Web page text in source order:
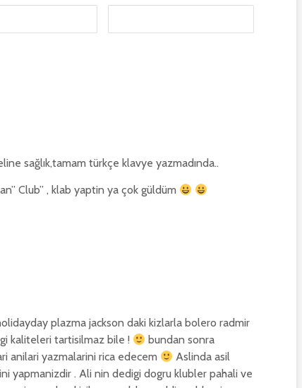
sağlık,tamam türkçe klavye yazmadında..
Club” , klab yaptin ya çok güldüm
plazma jackson daki kizlarla bolero radmir
kaliteleri tartisilmaz bile !
bundan sonra
anilari yazmalarini rica edecem
Aslinda asil
yapmanizdir . Ali nin dedigi dogru klubler pahali ve